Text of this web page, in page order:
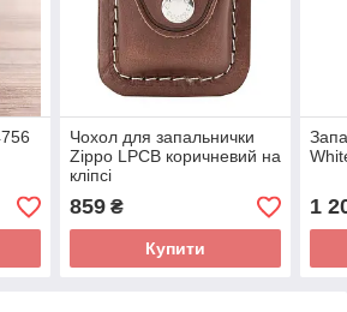
Чохол для запальнички
Zippo LPCB коричневий на
кліпсі
859₴
Купити
1